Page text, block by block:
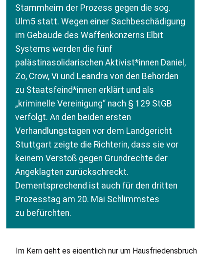
Stammheim der Prozess gegen die sog.
Ulm5 statt. Wegen einer Sachbeschädigung
im Gebäude des Waffenkonzerns Elbit
Systems werden die fünf
palästinasolidarischen Aktivist*innen Daniel,
Zo, Crow, Vi und Leandra von den Behörden
zu Staatsfeind*innen erklärt und als
„kriminelle Vereinigung“ nach § 129 StGB
verfolgt. An den beiden ersten
Verhandlungstagen vor dem Landgericht
Stuttgart zeigte die Richterin, dass sie vor
keinem Verstoß gegen Grundrechte der
Angeklagten zurückschreckt.
Dementsprechend ist auch für den dritten
Prozesstag am 20. Mai Schlimmstes
zu befürchten.
Im Kern geht es eigentlich nur um Hausfriedensbruch